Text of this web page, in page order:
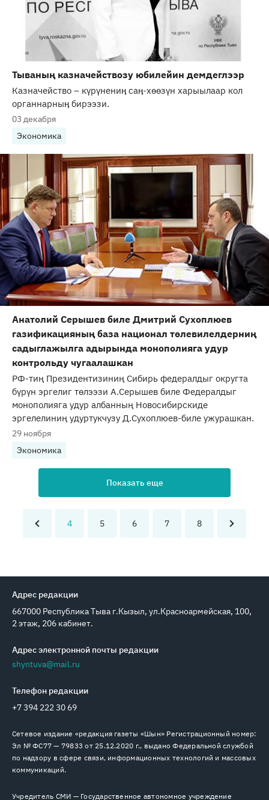
Тываның казначействозу юбилейин демдеглээр
Казначейство – күрүнениӊ саӊ-хөөзүн харыылаар кол
органнарныӊ бирээзи.
03 декабря
Экономика
Анатолий Серышев биле Дмитрий Сухоплюев
газификацияның база национал төлевилелдерниң
садыглажылга адырында монополияга удур
контрольду чугаалашкан
РФ-тиң Президентизиниң Сибирь федералдыг округта
бүрүн эргелиг төлээзи А.Серышев биле Федералдыг
монополияга удур албанның Новосибирскиде
эргелелиниң удуртукчузу Д.Сухоплюев-биле ужурашкан.
29 ноября
Экономика
Показать еще
4 5 6 7 8
Адрес редакции
667000 Республика Тыва г.Кызыл, ул.Красноармейская, 100,
2 этаж, 206 кабинет.
Адрес электронной почты редакции
shyntuva@mail.ru
Телефон редакции
+7 394 222 30 69
Сетевое издание «редакция газеты «Шын» Регистрационный номер:
Эл № ФС77 — 79833 от 25.12.2020 г., выдано Федеральной службой
по надзору в сфере связи, информационных технологий и массовых
коммуникаций.
Учредитель СМИ — Государственное автономное учреждение